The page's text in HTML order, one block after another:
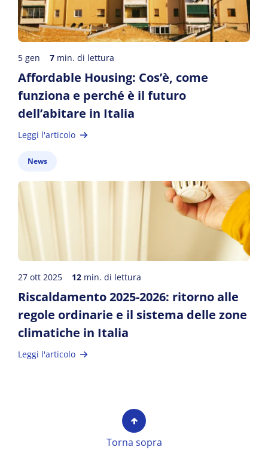
5 gen 7 min. di lettura
Affordable Housing: Cos’è, come
funziona e perché è il futuro
dell’abitare in Italia
Leggi l'articolo
News
27 ott 2025 12 min. di lettura
Riscaldamento 2025-2026: ritorno alle
regole ordinarie e il sistema delle zone
climatiche in Italia
Leggi l'articolo
Torna sopra